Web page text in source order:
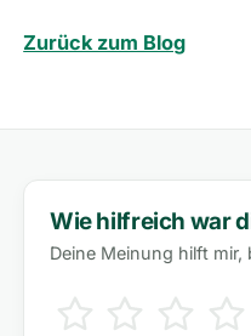
Zurück zum Blog
Wie hilfreich war
Deine Meinung hilft